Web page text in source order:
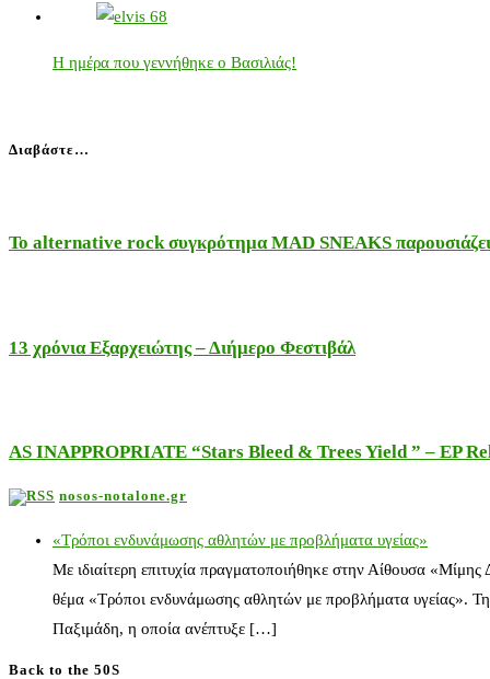
Η ημέρα που γεννήθηκε ο Βασιλιάς!
Διαβάστε…
Το alternative rock συγκρότημα MAD SNEAKS
13 χρόνια Εξαρχειώτης – Διήμερο Φεστιβάλ
AS INAPPROPRIATE “Stars Bleed & Trees Yield ” – EP
nosos-notalone.gr
«Τρόποι ενδυνάμωσης αθλητών με προβλήματα υγείας»
Με ιδιαίτερη επιτυχία πραγματοποιήθηκε στην Αίθουσα
θέμα «Τρόποι ενδυνάμωσης αθλητών με προβλήματα υγείας».
Παξιμάδη, η οποία ανέπτυξε […]
Back to the 50S